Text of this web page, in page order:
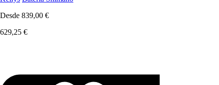
Desde 839,00 €
629,25 €